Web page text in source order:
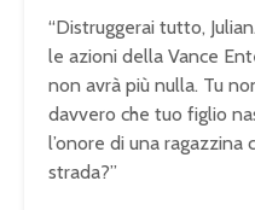
“Distruggerai tutto,
le azioni della Vance
non avrà più nulla. Tu
davvero che tuo figlio
l’onore di una ragazzina
strada?”